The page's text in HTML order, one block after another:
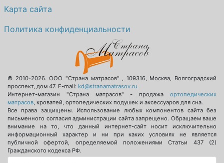
Карта сайта
Политика конфиденциальности
© 2010-2026.ООО "Страна матрасов" , 109316, Москва, Волгоградский
проспект, дом 47. E-mail: kd@stranamatrasov.ru
Интернет-магазин "Страна матрасов" - продажа ортопедических
матрасов, кроватей, ортопедических подушек и аксессуаров для сна.
Все права защищены. Использование любых компонентов сайта без
письменного согласия администрации сайта запрещено. Обращаем ваше
внимание на то, что данный интернет-сайт носит исключительно
информационный характер и ни при каких условиях не является
публичной офертой, определяемой положениями Статьи 437 (2)
Гражданского кодекса РФ.